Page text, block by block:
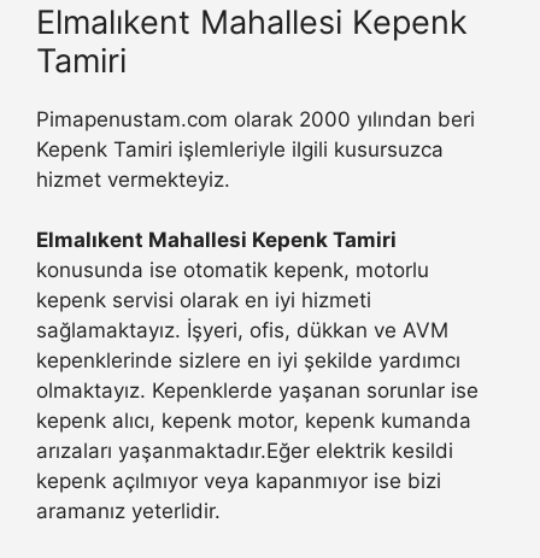
Elmalıkent Mahallesi Kepenk
Tamiri
Pimapenustam.com olarak 2000 yılından beri
Kepenk Tamiri işlemleriyle ilgili kusursuzca
hizmet vermekteyiz.
Elmalıkent Mahallesi Kepenk Tamiri
konusunda ise otomatik kepenk, motorlu
kepenk servisi olarak en iyi hizmeti
sağlamaktayız. İşyeri, ofis, dükkan ve AVM
kepenklerinde sizlere en iyi şekilde yardımcı
olmaktayız. Kepenklerde yaşanan sorunlar ise
kepenk alıcı, kepenk motor, kepenk kumanda
arızaları yaşanmaktadır.Eğer elektrik kesildi
kepenk açılmıyor veya kapanmıyor ise bizi
aramanız yeterlidir.